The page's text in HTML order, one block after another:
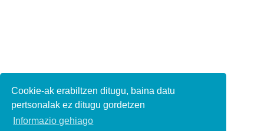
Cookie-ak erabiltzen ditugu, baina datu
pertsonalak ez ditugu gordetzen
Informazio gehiago